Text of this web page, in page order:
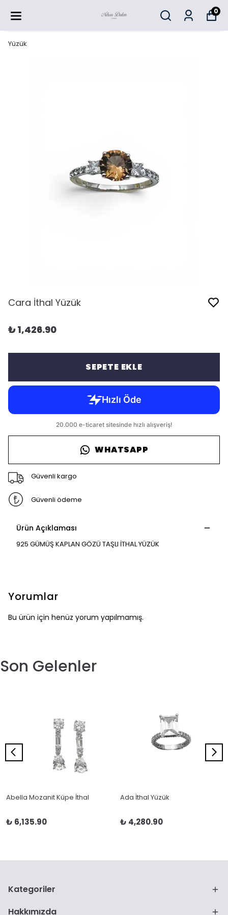
0
Yüzük
Cara İthal Yüzük
₺ 1,426.90
SEPETE EKLE
WHATSAPP
Güvenli kargo
Güvenli ödeme
Ürün Açıklaması
925 GÜMÜŞ KAPLAN GÖZÜ TAŞLI İTHAL YÜZÜK
Yorumlar
Bu ürün için henüz yorum yapılmamış.
Son Gelenler
Abella Mozanit Küpe İthal
₺ 6,135.90
Ada İthal Yüzük
₺ 4,280.90
Kategoriler
Hakkımızda